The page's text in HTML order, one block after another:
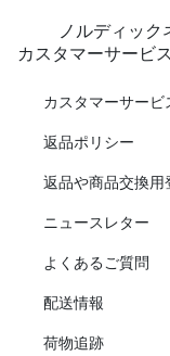
ノルディッ
カスタマーサービス
カスタマーサービ
返品ポリシー
返品や商品交換用
ニュースレター
よくあるご質問
配送情報
荷物追跡